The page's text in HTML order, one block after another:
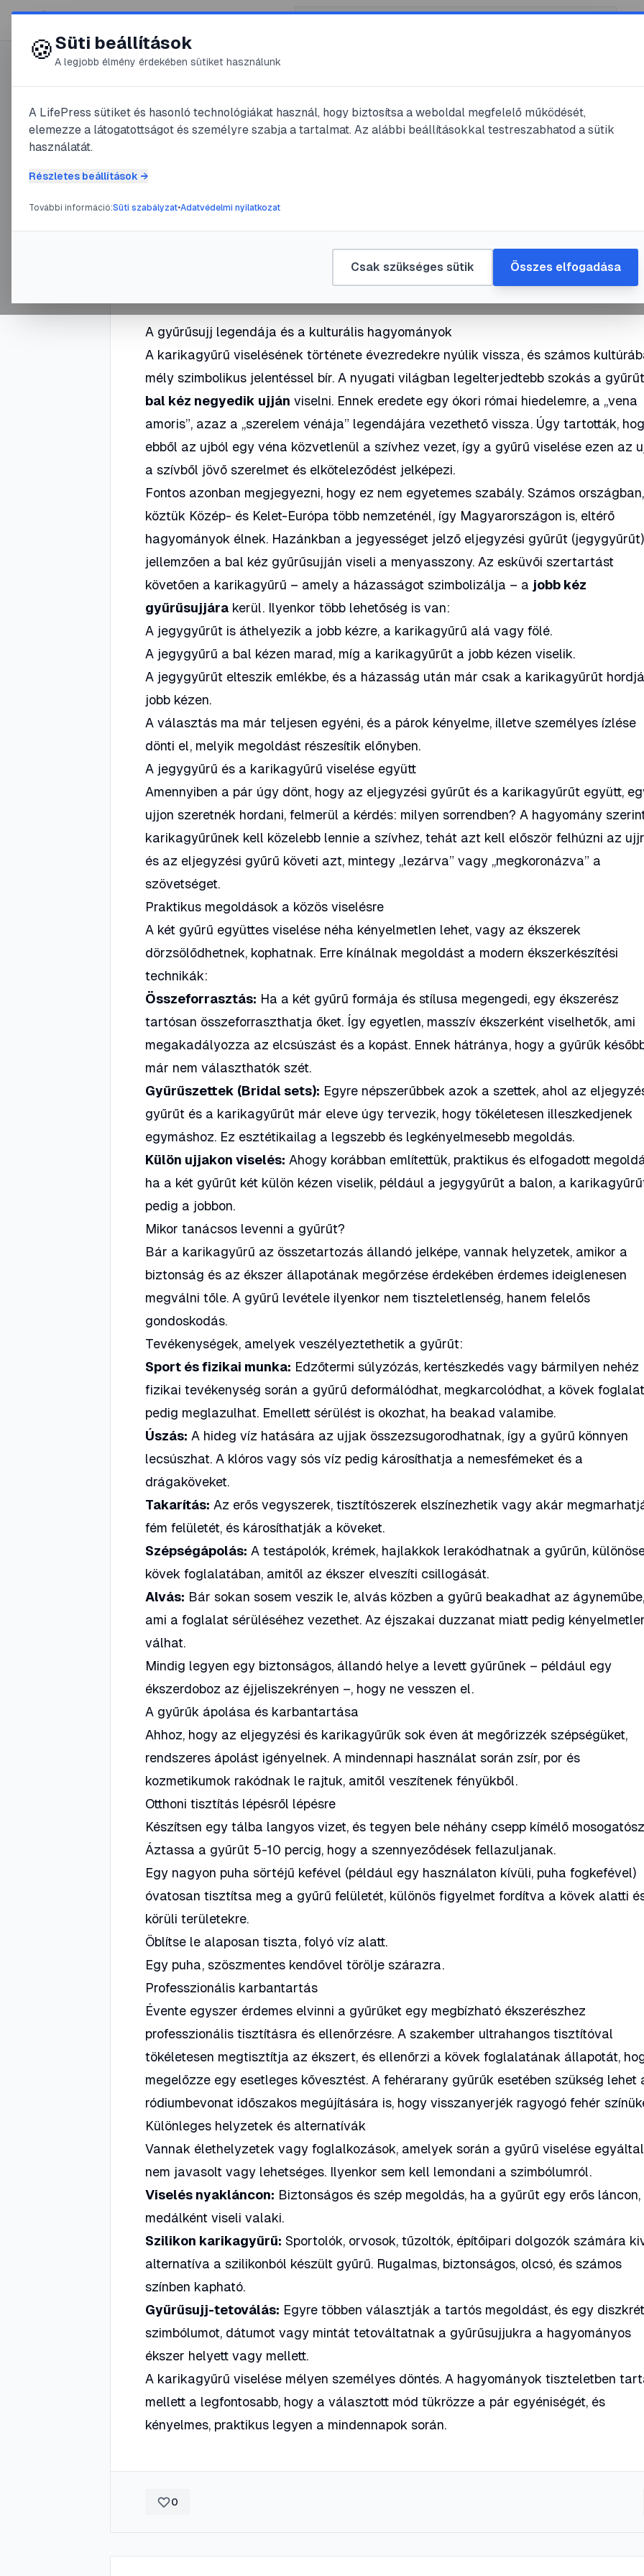
😍 LifePress
@Rffrff
Hogyan viseljük a jegygyűrűt
és a karikagyűrűt: útmutató
hagyományok
A gyűrűsujj legendája és a kulturális hagyományok
A karikagyűrű viselésének története évezredekre nyúlik vissza, és számos
mély szimbolikus jelentéssel bír. A nyugati világban legelterjedtebb szokás a
bal kéz negyedik ujján viselni. Ennek eredete egy ókori római hiedelemre, a „vena
amoris”, azaz a „szerelem vénája” legendájára vezethető vissza. Úgy tartották,
ebből az ujból egy véna közvetlenül a szívhez vezet, így a gyűrű viselése ezen az
a szívből jövő szerelmet és elköteleződést jelképezi.
Fontos azonban megjegyezni, hogy ez nem egyetemes szabály. Számos országban,
köztük Közép- és Kelet-Európa több nemzeténél, így Magyarországon is, eltérő
hagyományok élnek. Hazánkban a jegyességet jelző eljegyzési gyűrűt (jegygyűrűt)
jellemzően a bal kéz gyűrűsujján viseli a menyasszony. Az esküvői szertartást
követően a karikagyűrű – amely a házasságot szimbolizálja – a jobb kéz
gyűrűsujjára kerül. Ilyenkor több lehetőség is van:
A jegygyűrűt is áthelyezik a jobb kézre, a karikagyűrű alá vagy fölé.
A jegygyűrű a bal kézen marad, míg a karikagyűrűt a jobb kézen viselik.
A jegygyűrűt elteszik emlékbe, és a házasság után már csak a karikagyűrűt
jobb kézen.
A választás ma már teljesen egyéni, és a párok kényelme, illetve személyes ízlése
dönti el, melyik megoldást részesítik előnyben.
A jegygyűrű és a karikagyűrű viselése együtt
Amennyiben a pár úgy dönt, hogy az eljegyzési gyűrűt és a karikagyűrűt együtt,
ujjon szeretnék hordani, felmerül a kérdés: milyen sorrendben? A hagyomány
karikagyűrűnek kell közelebb lennie a szívhez, tehát azt kell először felhúzni az
és az eljegyzési gyűrű követi azt, mintegy „lezárva” vagy „megkoronázva” a
szövetséget.
Praktikus megoldások a közös viselésre
A két gyűrű együttes viselése néha kényelmetlen lehet, vagy az ékszerek
dörzsölődhetnek, kophatnak. Erre kínálnak megoldást a modern ékszerkészítési
technikák:
Összeforrasztás: Ha a két gyűrű formája és stílusa megengedi, egy ékszerész
tartósan összeforraszthatja őket. Így egyetlen, masszív ékszerként viselhetők, ami
megakadályozza az elcsúszást és a kopást. Ennek hátránya, hogy a gyűrűk
már nem választhatók szét.
Gyűrűszettek (Bridal sets): Egyre népszerűbbek azok a szettek, ahol az
gyűrűt és a karikagyűrűt már eleve úgy tervezik, hogy tökéletesen illeszkedjenek
egymáshoz. Ez esztétikailag a legszebb és legkényelmesebb megoldás.
Külön ujjakon viselés: Ahogy korábban említettük, praktikus és elfogadott
ha a két gyűrűt két külön kézen viselik, például a jegygyűrűt a balon, a
pedig a jobbon.
Mikor tanácsos levenni a gyűrűt?
Bár a karikagyűrű az összetartozás állandó jelképe, vannak helyzetek, amikor a
biztonság és az ékszer állapotának megőrzése érdekében érdemes ideiglenesen
megválni tőle. A gyűrű levétele ilyenkor nem tiszteletlenség, hanem felelős
gondoskodás.
Tevékenységek, amelyek veszélyeztethetik a gyűrűt:
Sport és fizikai munka: Edzőtermi súlyzózás, kertészkedés vagy bármilyen nehéz
fizikai tevékenység során a gyűrű deformálódhat, megkarcolódhat, a kövek
pedig meglazulhat. Emellett sérülést is okozhat, ha beakad valamibe.
Úszás: A hideg víz hatására az ujjak összezsugorodhatnak, így a gyűrű könnyen
lecsúszhat. A klóros vagy sós víz pedig károsíthatja a nemesfémeket és a
drágaköveket.
Takarítás: Az erős vegyszerek, tisztítószerek elszínezhetik vagy akár
fém felületét, és károsíthatják a köveket.
Szépségápolás: A testápolók, krémek, hajlakkok lerakódhatnak a gyűrűn,
kövek foglalatában, amitől az ékszer elveszíti csillogását.
Alvás: Bár sokan sosem veszik le, alvás közben a gyűrű beakadhat az ágyneműbe,
ami a foglalat sérüléséhez vezethet. Az éjszakai duzzanat miatt pedig
válhat.
Mindig legyen egy biztonságos, állandó helye a levett gyűrűnek – például egy
ékszerdoboz az éjjeliszekrényen –, hogy ne vesszen el.
A gyűrűk ápolása és karbantartása
Ahhoz, hogy az eljegyzési és karikagyűrűk sok éven át megőrizzék szépségüket,
rendszeres ápolást igényelnek. A mindennapi használat során zsír, por és
kozmetikumok rakódnak le rajtuk, amitől veszítenek fényükből.
Otthoni tisztítás lépésről lépésre
Készítsen egy tálba langyos vizet, és tegyen bele néhány csepp kímélő
Áztassa a gyűrűt 5-10 percig, hogy a szennyeződések fellazuljanak.
Egy nagyon puha sörtéjű kefével (például egy használaton kívüli, puha fogkefével)
óvatosan tisztítsa meg a gyűrű felületét, különös figyelmet fordítva a kövek alatti
körüli területekre.
Öblítse le alaposan tiszta, folyó víz alatt.
Egy puha, szöszmentes kendővel törölje szárazra.
Professzionális karbantartás
Évente egyszer érdemes elvinni a gyűrűket egy megbízható ékszerészhez
professzionális tisztításra és ellenőrzésre. A szakember ultrahangos tisztítóval
tökéletesen megtisztítja az ékszert, és ellenőrzi a kövek foglalatának állapotát,
megelőzze egy esetleges kővesztést. A fehérarany gyűrűk esetében szükség lehet
ródiumbevonat időszakos megújítására is, hogy visszanyerjék ragyogó fehér
Különleges helyzetek és alternatívák
Vannak élethelyzetek vagy foglalkozások, amelyek során a gyűrű viselése
nem javasolt vagy lehetséges. Ilyenkor sem kell lemondani a szimbólumról.
Viselés nyakláncon: Biztonságos és szép megoldás, ha a gyűrűt egy erős láncon,
medálként viseli valaki.
Szilikon karikagyűrű: Sportolók, orvosok, tűzoltók, építőipari dolgozók számára
alternatíva a szilikonból készült gyűrű. Rugalmas, biztonságos, olcsó, és számos
színben kapható.
Gyűrűsujj-tetoválás: Egyre többen választják a tartós megoldást, és egy diszkrét
szimbólumot, dátumot vagy mintát tetováltatnak a gyűrűsujjukra a hagyományos
ékszer helyett vagy mellett.
A karikagyűrű viselése mélyen személyes döntés. A hagyományok tiszteletben
mellett a legfontosabb, hogy a választott mód tükrözze a pár egyéniségét, és
kényelmes, praktikus legyen a mindennapok során.
0
🍪Süti beállítások
A legjobb élmény érdekében sütiket használunk
A LifePress sütiket és hasonló technológiákat használ, hogy biztosítsa a weboldal megfelelő működését,
elemezze a látogatottságot és személyre szabja a tartalmat. Az alábbi beállításokkal testreszabhatod a sütik
használatát.
Részletes beállítások →
További információ:Süti szabályzat•Adatvédelmi nyilatkozat
Csak szükséges sütik Összes elfogadása